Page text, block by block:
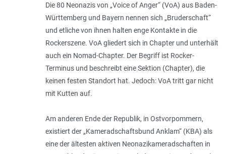
Die 80 Neonazis von „Voice of Anger“ (VoA) aus Baden-
Württemberg und Bayern nennen sich „Bruderschaft“
und etliche von ihnen halten enge Kontakte in die
Rockerszene. VoA gliedert sich in Chapter und unterhält
auch ein Nomad-Chapter. Der Begriff ist Rocker-
Terminus und beschreibt eine Sektion (Chapter), die
keinen festen Standort hat. Jedoch: VoA tritt gar nicht
mit Kutten auf.
Am anderen Ende der Republik, in Ost­vor­pommern,
existiert der „Kamerad­schafts­bund Anklam“ (KBA) als
eine der ältesten akti­ven Neonazikameradschaften in